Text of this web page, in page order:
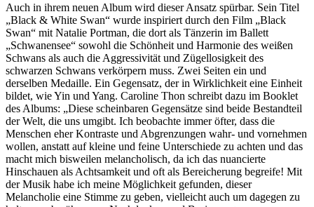
Auch in ihrem neuen Album wird dieser Ansatz spürbar. Sein Titel
„Black & White Swan“ wurde inspiriert durch den Film „Black
Swan“ mit Natalie Portman, die dort als Tänzerin im Ballett
„Schwanensee“ sowohl die Schönheit und Harmonie des weißen
Schwans als auch die Aggressivität und Zügellosigkeit des
schwarzen Schwans verkörpern muss. Zwei Seiten ein und
derselben Medaille. Ein Gegensatz, der in Wirklichkeit eine Einheit
bildet, wie Yin und Yang. Caroline Thon schreibt dazu im Booklet
des Albums: „Diese scheinbaren Gegensätze sind beide Bestandteil
der Welt, die uns umgibt. Ich beobachte immer öfter, dass die
Menschen eher Kontraste und Abgrenzungen wahr- und vornehmen
wollen, anstatt auf kleine und feine Unterschiede zu achten und das
macht mich bisweilen melancholisch, da ich das nuancierte
Hinschauen als Achtsamkeit und oft als Bereicherung begreife! Mit
der Musik habe ich meine Möglichkeit gefunden, dieser
Melancholie eine Stimme zu geben, vielleicht auch um dagegen zu